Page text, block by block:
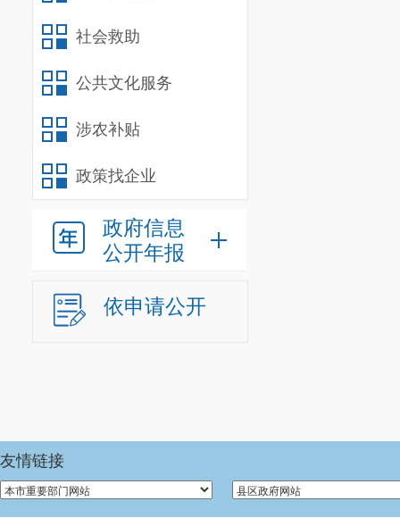
社会救助
公共文化服务
涉农补贴
政策找企业
政府信息
公开年报
依申请公开
友情链接